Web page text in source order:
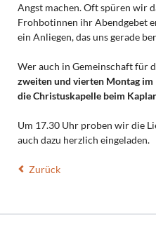
Angst machen. Oft spüren wir
Frohbotinnen ihr Abendgebet
ein Anliegen, das uns gerade
Wer auch in Gemeinschaft für
zweiten und vierten Montag
die Christuskapelle beim
Um 17.30 Uhr proben wir die
auch dazu herzlich eingeladen.
Zurück